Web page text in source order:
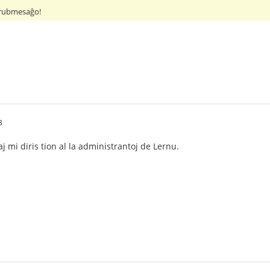
mi diris tion al la administrantoj de Lernu.